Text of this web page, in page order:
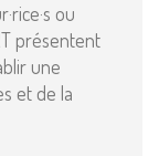
ou
présentent
une
et de la